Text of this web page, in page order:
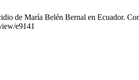
de María Belén Bernal en Ecuador.
e9141